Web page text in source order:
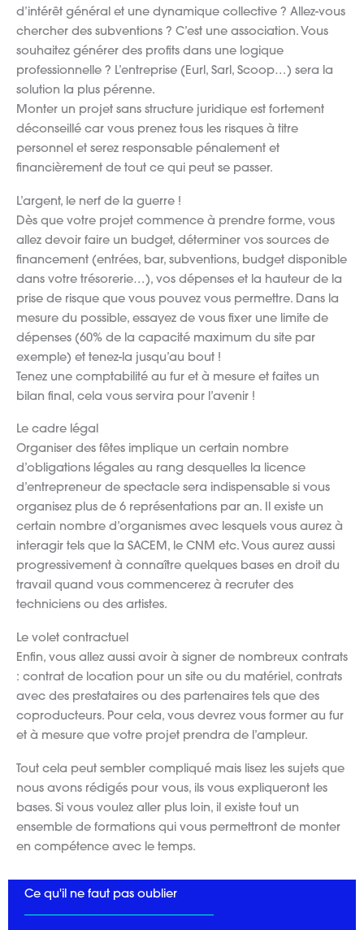
d’intérêt général et une dynamique collective ? Allez-vous
chercher des subventions ? C’est une association. Vous
souhaitez générer des profits dans une logique
professionnelle ? L’entreprise (Eurl, Sarl, Scoop…) sera la
solution la plus pérenne.
Monter un projet sans structure juridique est fortement
déconseillé car vous prenez tous les risques à titre
personnel et serez responsable pénalement et
financièrement de tout ce qui peut se passer.
L’argent, le nerf de la guerre !
Dès que votre projet commence à prendre forme, vous
allez devoir faire un budget, déterminer vos sources de
financement (entrées, bar, subventions, budget disponible
dans votre trésorerie…), vos dépenses et la hauteur de la
prise de risque que vous pouvez vous permettre. Dans la
mesure du possible, essayez de vous fixer une limite de
dépenses (60% de la capacité maximum du site par
exemple) et tenez-la jusqu’au bout !
Tenez une comptabilité au fur et à mesure et faites un
bilan final, cela vous servira pour l’avenir !
Le cadre légal
Organiser des fêtes implique un certain nombre
d’obligations légales au rang desquelles la licence
d’entrepreneur de spectacle sera indispensable si vous
organisez plus de 6 représentations par an. Il existe un
certain nombre d’organismes avec lesquels vous aurez à
interagir tels que la SACEM, le CNM etc. Vous aurez aussi
progressivement à connaître quelques bases en droit du
travail quand vous commencerez à recruter des
techniciens ou des artistes.
Le volet contractuel
Enfin, vous allez aussi avoir à signer de nombreux contrats
: contrat de location pour un site ou du matériel, contrats
avec des prestataires ou des partenaires tels que des
coproducteurs. Pour cela, vous devrez vous former au fur
et à mesure que votre projet prendra de l’ampleur.
Tout cela peut sembler compliqué mais lisez les sujets que
nous avons rédigés pour vous, ils vous expliqueront les
bases. Si vous voulez aller plus loin, il existe tout un
ensemble de formations qui vous permettront de monter
en compétence avec le temps.
Ce qu'il ne faut pas oublier